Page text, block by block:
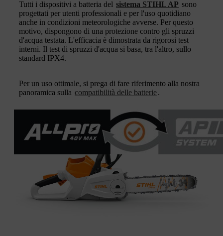
Tutti i dispositivi a batteria del sistema STIHL AP sono
progettati per utenti professionali e per l'uso quotidiano
anche in condizioni meteorologiche avverse. Per questo
motivo, dispongono di una protezione contro gli spruzzi
d'acqua testata. L'efficacia è dimostrata da rigorosi test
interni. Il test di spruzzi d'acqua si basa, tra l'altro, sullo
standard IPX4.
Per un uso ottimale, si prega di fare riferimento alla nostra
panoramica sulla compatibilità delle batterie.